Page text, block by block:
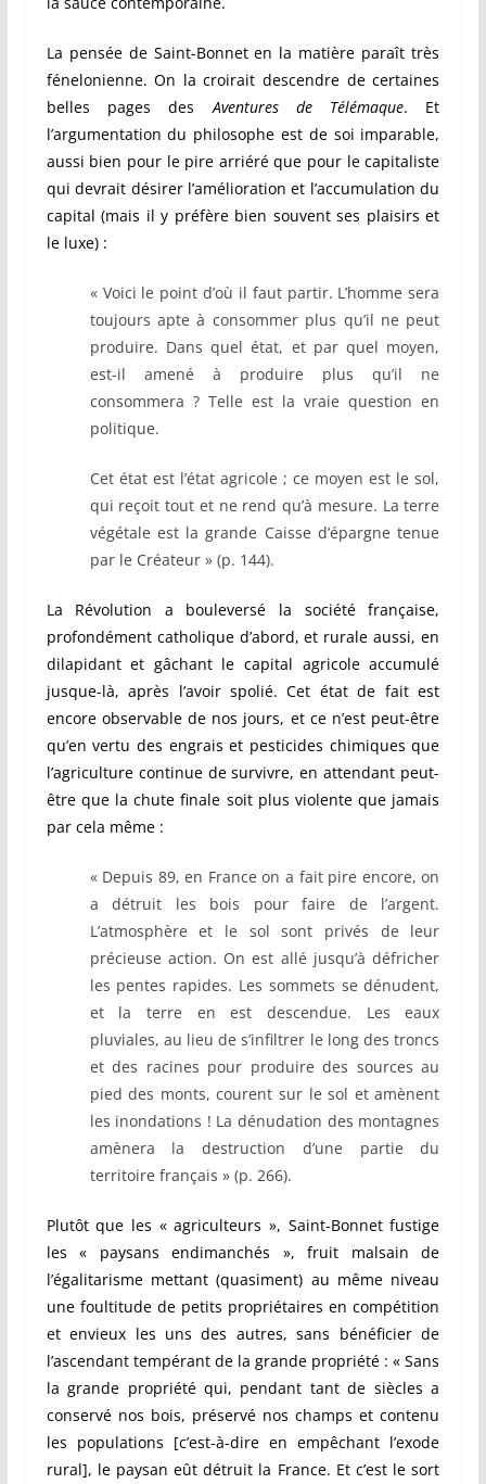
La pensée de Saint-Bonnet en la matière paraît très
fénelonienne. On la croirait descendre de certaines
belles pages desAventures de Télémaque. Et
l’argumentation du philosophe est de soi imparable,
aussi bien pour le pire arriéré que pour le capitaliste
qui devrait désirer l’amélioration et l’accumulation du
capital (mais il y préfère bien souvent ses plaisirs et
le luxe) :
« Voici le point d’où il faut partir. L’homme sera
toujours apte à consommer plus qu’il ne peut
produire. Dans quel état, et par quel moyen,
est-il amené à produire plus qu’il ne
consommera ? Telle est la vraie question en
politique.
Cet état est l’état agricole ; ce moyen est le sol,
qui reçoit tout et ne rend qu’à mesure. La terre
végétale est la grande Caisse d’épargne tenue
par le Créateur » (p. 144).
La Révolution a bouleversé la société française,
profondément catholique d’abord, et rurale aussi, en
dilapidant et gâchant le capital agricole accumulé
jusque-là, après l’avoir spolié. Cet état de fait est
encore observable de nos jours, et ce n’est peut-être
qu’en vertu des engrais et pesticides chimiques que
l’agriculture continue de survivre, en attendant peut-
être que la chute finale soit plus violente que jamais
par cela même :
« Depuis 89, en France on a fait pire encore, on
a détruit les bois pour faire de l’argent.
L’atmosphère et le sol sont privés de leur
précieuse action. On est allé jusqu’à défricher
les pentes rapides. Les sommets se dénudent,
et la terre en est descendue. Les eaux
pluviales, au lieu de s’infiltrer le long des troncs
et des racines pour produire des sources au
pied des monts, courent sur le sol et amènent
les inondations ! La dénudation des montagnes
amènera la destruction d’une partie du
territoire français » (p. 266).
Plutôt que les « agriculteurs », Saint-Bonnet fustige
les « paysans endimanchés », fruit malsain de
l’égalitarisme mettant (quasiment) au même niveau
une foultitude de petits propriétaires en compétition
et envieux les uns des autres, sans bénéficier de
l’ascendant tempérant de la grande propriété : « Sans
la grande propriété qui, pendant tant de siècles a
conservé nos bois, préservé nos champs et contenu
les populations [c’est-à-dire en empêchant l’exode
rural], le paysan eût détruit la France. Et c’est le sort